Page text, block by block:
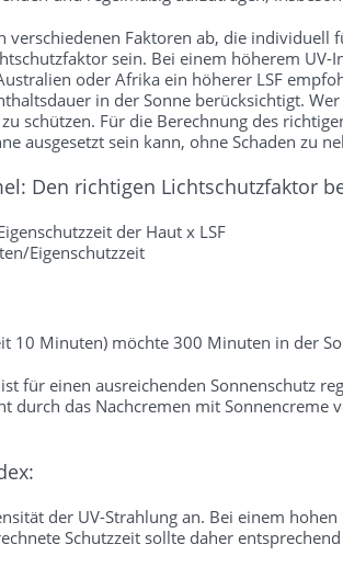
verschiedenen Faktoren ab, die
sein. Bei einem höherem
oder Afrika ein höherer LSF
in der Sonne berücksichtigt.
schützen. Für die Berechnung des
ausgesetzt sein kann, ohne Schaden zu
Den richtigen Lichtschutzfaktor
der Haut x LSF
Eigenschutzzeit
10 Minuten) möchte 300 Minuten in der
für einen ausreichenden Sonnenschutz
durch das Nachcremen mit
der UV-Strahlung an. Bei einem
Schutzzeit sollte daher